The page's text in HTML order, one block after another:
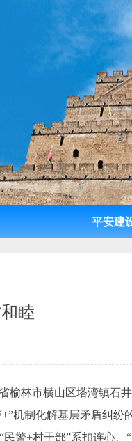
平安建
睦
榆林市横山区塔湾镇石
机制化解基层矛盾纠纷
警+村干部”系扣连心、